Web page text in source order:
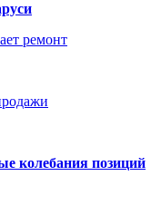
ремонт
колебания позиций